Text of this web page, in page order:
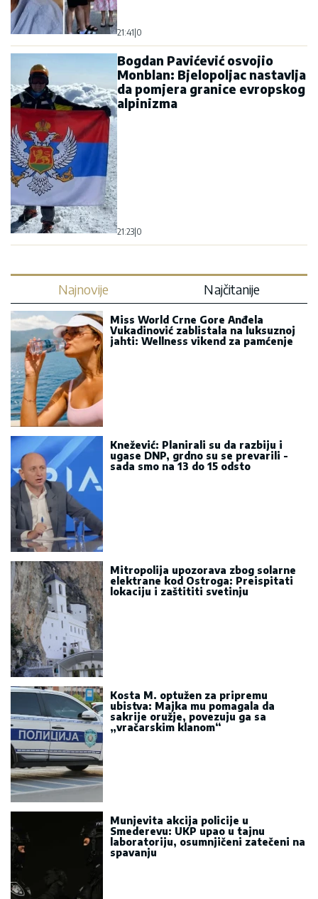
21:41 0
Bogdan Pavićević osvojio
Monblan: Bjelopoljac nastavlja
da pomjera granice evropskog
alpinizma
21:23 0
Najnovije Najčitanije
Miss World Crne Gore Anđela
Vukadinović zablistala na luksuznoj
jahti: Wellness vikend za pamćenje
Knežević: Planirali su da razbiju i
ugase DNP, grdno su se prevarili -
sada smo na 13 do 15 odsto
Mitropolija upozorava zbog solarne
elektrane kod Ostroga: Preispitati
lokaciju i zaštititi svetinju
Kosta M. optužen za pripremu
ubistva: Majka mu pomagala da
sakrije oružje, povezuju ga sa
„vračarskim klanom“
Munjevita akcija policije u
Smederevu: UKP upao u tajnu
laboratoriju, osumnjičeni zatečeni na
spavanju